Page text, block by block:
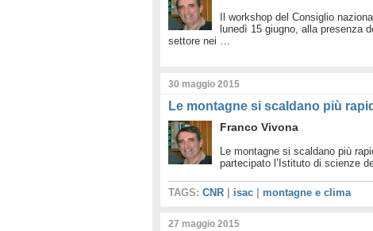
Il workshop del Consiglio
lunedì 15 giugno, alla presenza
settore nei …
30 maggio 2015
Le montagne si scaldano più
Franco Vivona
Le montagne si scaldano più
partecipato l’Istituto di scienze
TAGS: CNR isac montagne e clima
27 maggio 2015